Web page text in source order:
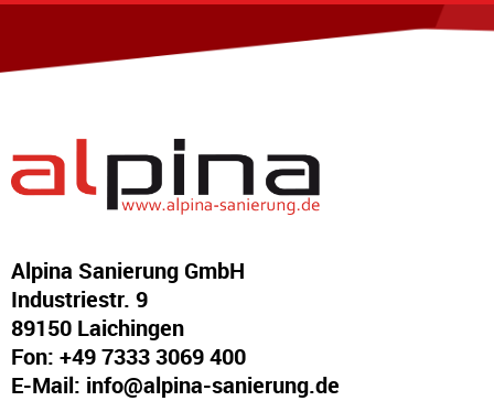
Alpina Sanierung GmbH
Industriestr. 9
89150 Laichingen
Fon: +49 7333 3069 400
E-Mail: info@alpina-sanierung.de